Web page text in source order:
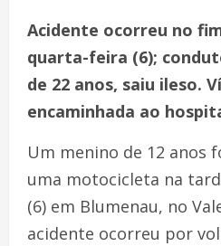
Acidente ocorreu no
quarta-feira (6);
de 22 anos, saiu ileso.
encaminhada ao
Um menino de 12 anos
uma motocicleta na
(6) em Blumenau, no
acidente ocorreu por